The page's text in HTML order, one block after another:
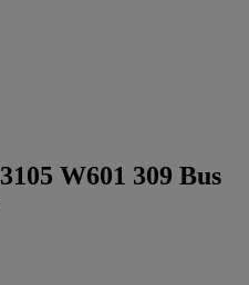
W601 309 Bus